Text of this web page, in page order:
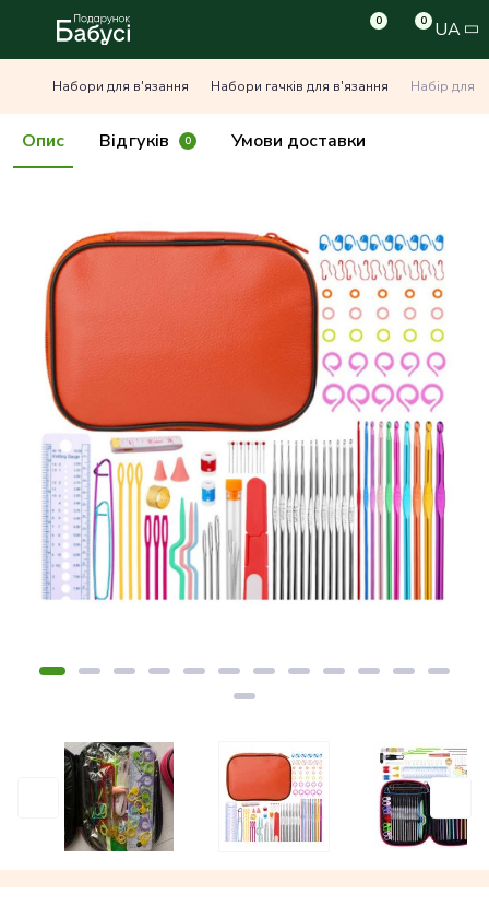
0 0 UA
Набори для в'язання Набори гачків для в'язання Набір для
Опис Відгуків 0 Умови доставки